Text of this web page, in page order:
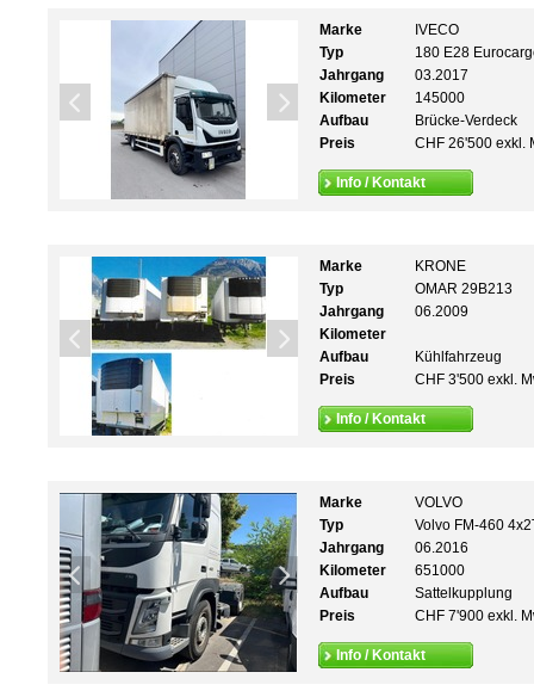
Marke
IVECO
Typ
180 E28
Jahrgang
03.2017
Kilometer
145000
Aufbau
Brücke-Verdeck
Preis
CHF 26'500 exkl.
Info / Kontakt
Marke
KRONE
Typ
OMAR 29B213
Jahrgang
06.2009
Kilometer
Aufbau
Kühlfahrzeug
Preis
CHF 3'500 exkl.
Info / Kontakt
Marke
VOLVO
Typ
Volvo FM-460
Jahrgang
06.2016
Kilometer
651000
Aufbau
Sattelkupplung
Preis
CHF 7'900 exkl.
Info / Kontakt